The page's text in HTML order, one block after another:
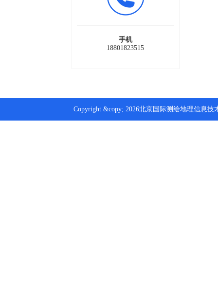
手机
18801823515
Copyright &copy; 2026北京国际测绘地理信息